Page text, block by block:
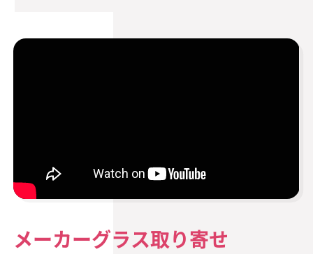
メーカーグラス取り寄せ